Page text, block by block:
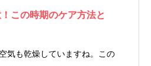
この時期のケア方法と
気も乾燥していますね。この